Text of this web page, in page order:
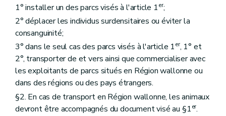
1° installer un des parcs visés à l'article 1er;
2° déplacer les individus surdensitaires ou éviter la
consanguinité;
3° dans le seul cas des parcs visés à l'article 1er, 1° et
2°, transporter de et vers ainsi que commercialiser avec
les exploitants de parcs situés en Région wallonne ou
dans des régions ou des pays étrangers.
§2. En cas de transport en Région wallonne, les animaux
devront être accompagnés du document visé au §1er.